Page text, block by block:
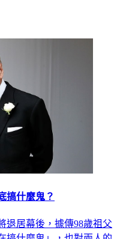
搞什麼鬼？
退居幕後，據傳98歲祖父